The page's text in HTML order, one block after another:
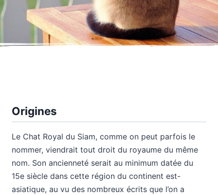
Origines
Le Chat Royal du Siam, comme on peut parfois le
nommer, viendrait tout droit du royaume du même
nom. Son ancienneté serait au minimum datée du
15e siècle dans cette région du continent est-
asiatique, au vu des nombreux écrits que l’on a